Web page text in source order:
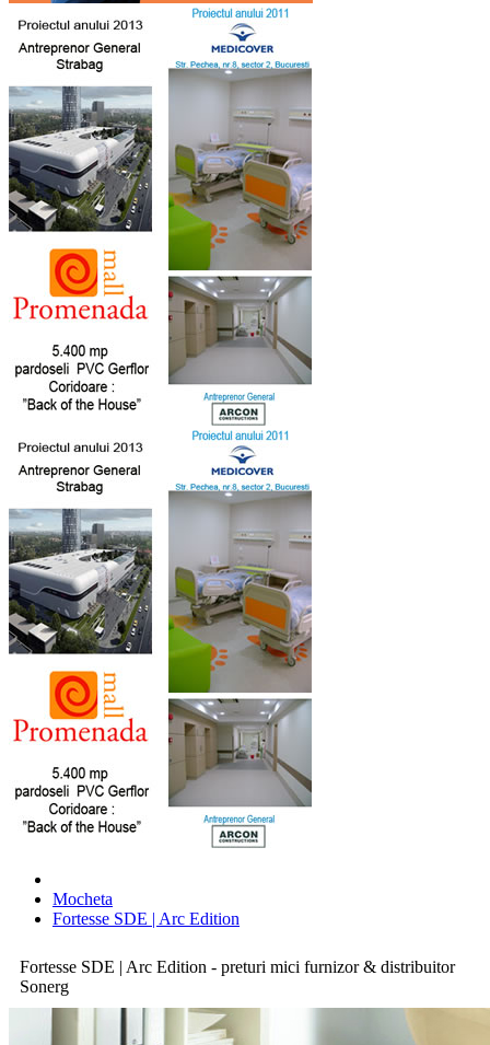
Mocheta
Fortesse SDE | Arc Edition
Fortesse SDE | Arc Edition - preturi mici furnizor & distribuitor
Sonerg